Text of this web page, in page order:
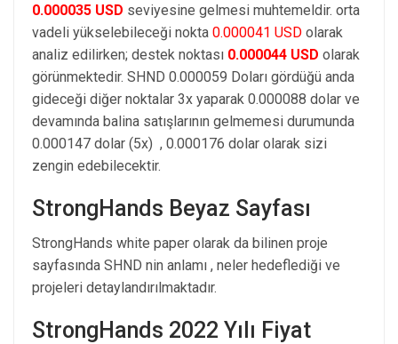
0.000035 USD seviyesine gelmesi muhtemeldir. orta
vadeli yükselebileceği nokta 0.000041 USD olarak
analiz edilirken; destek noktası 0.000044 USD olarak
görünmektedir. SHND 0.000059 Doları gördüğü anda
gideceği diğer noktalar 3x yaparak 0.000088 dolar ve
devamında balina satışlarının gelmemesi durumunda
0.000147 dolar (5x) , 0.000176 dolar olarak sizi
zengin edebilecektir.
StrongHands Beyaz Sayfası
StrongHands white paper olarak da bilinen proje
sayfasında SHND nin anlamı , neler hedeflediği ve
projeleri detaylandırılmaktadır.
StrongHands 2022 Yılı Fiyat